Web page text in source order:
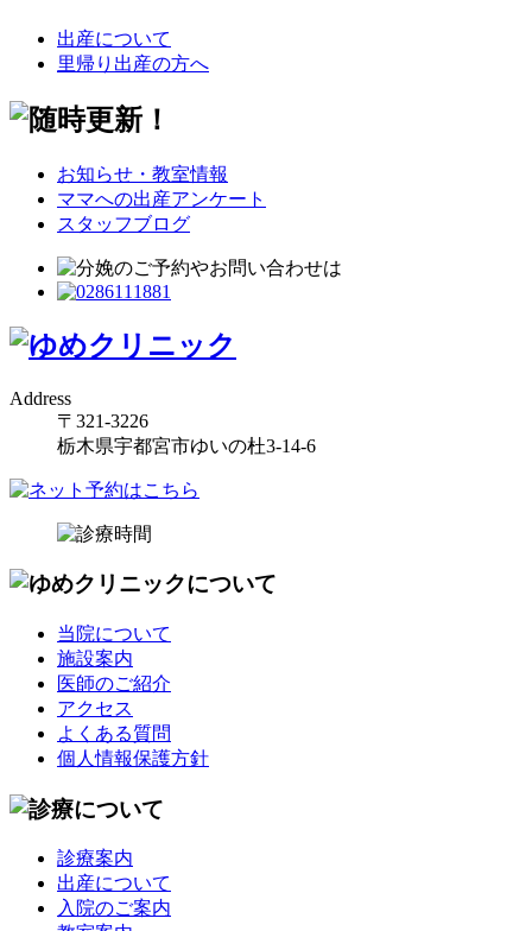
出産について
里帰り出産の方へ
お知らせ・教室情報
ママへの出産アンケート
スタッフブログ
Address
〒321-3226
栃木県宇都宮市ゆいの杜3-14-6
当院について
施設案内
医師のご紹介
アクセス
よくある質問
個人情報保護方針
診療案内
出産について
入院のご案内